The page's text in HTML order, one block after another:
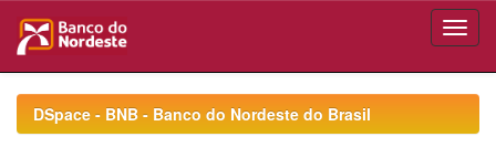
navigationDSpace - BNB - Banco do Nordeste do Brasil